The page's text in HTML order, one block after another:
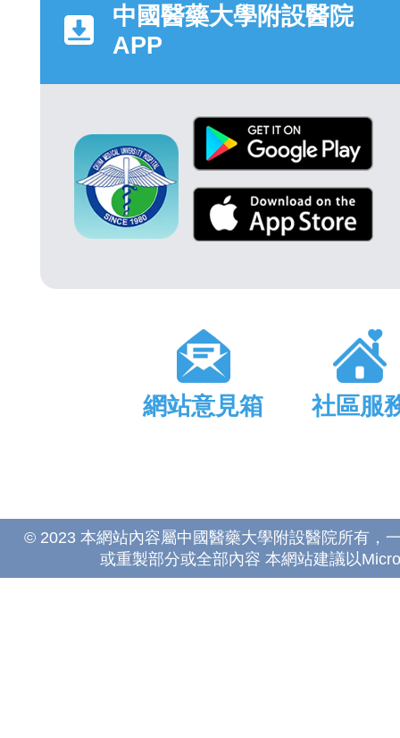
中國醫藥大學附設醫院
APP
網站意見箱 社區服
© 2023 本網站內容屬中國醫藥大學附設醫院所有，
或重製部分或全部內容 本網站建議以